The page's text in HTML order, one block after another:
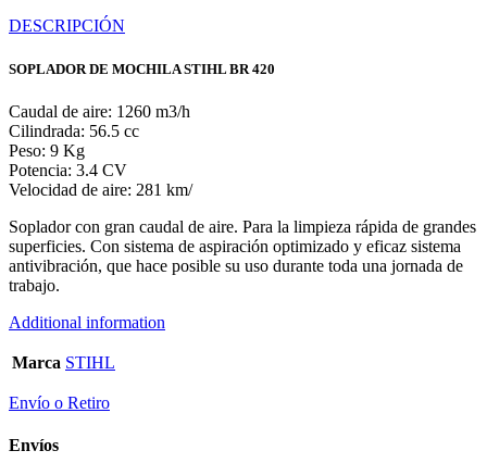
DESCRIPCIÓN
SOPLADOR DE MOCHILA STIHL BR 420
Caudal de aire: 1260 m3/h
Cilindrada: 56.5 cc
Peso: 9 Kg
Potencia: 3.4 CV
Velocidad de aire: 281 km/
Soplador con gran caudal de aire. Para la limpieza rápida de grandes
superficies. Con sistema de aspiración optimizado y eficaz sistema
antivibración, que hace posible su uso durante toda una jornada de
trabajo.
Additional information
Marca STIHL
Envío o Retiro
Envíos